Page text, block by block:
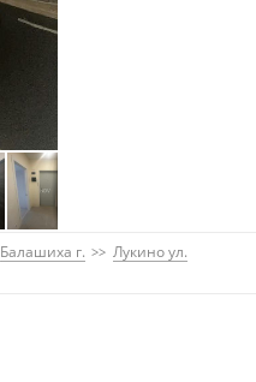
Балашиха г.
Лукино ул.